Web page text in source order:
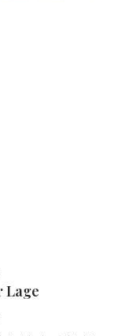
Lage